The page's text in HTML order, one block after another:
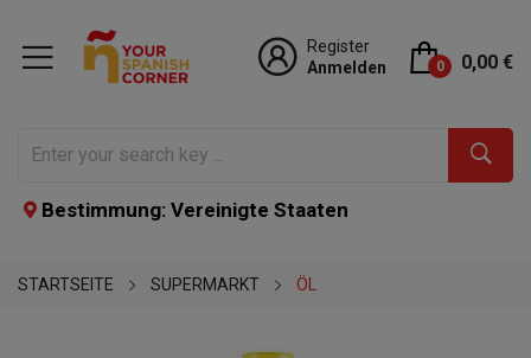
Register
Anmelden
0 0,00 €
Bestimmung: Vereinigte Staaten
STARTSEITE SUPERMARKT ÖL